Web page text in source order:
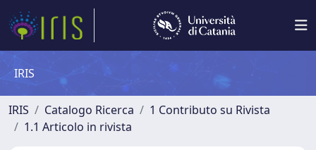
IRIS
IRIS Catalogo Ricerca
1 Contributo su Rivista
1.1 Articolo in rivista